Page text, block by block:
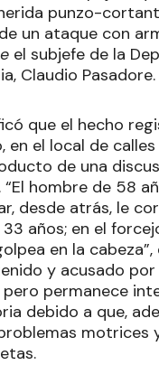
punzo-
un ataque con
el subjefe de la
Claudio Pasadore.
que el hecho
en el local de
de una
hombre de 58
desde atrás, le
años; en el
en la cabeza”,
y acusado
pero permanece
debido a que,
motrices